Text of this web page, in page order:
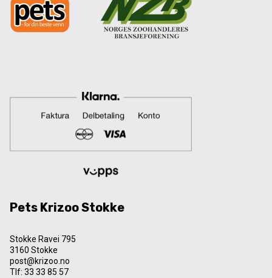
Pets Krizoo Stokke
Stokke Ravei 795
3160 Stokke
post@krizoo.no
Tlf: 33 33 85 57